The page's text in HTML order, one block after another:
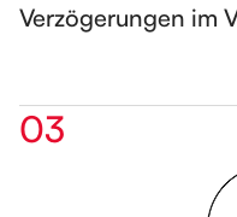
Verzögerungen im
03